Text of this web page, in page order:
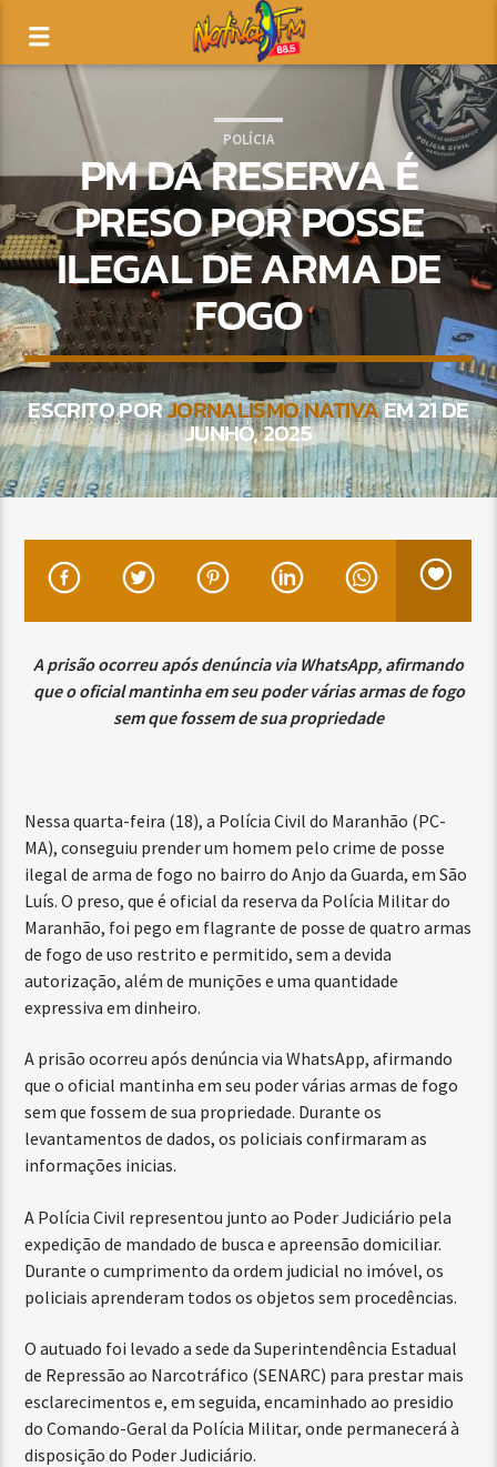
POLÍCIA
PM DA RESERVA É
PRESO POR POSSE
ILEGAL DE ARMA DE
FOGO
ESCRITO PORJORNALISMO NATIVAEM 21 DE
JUNHO, 2025
A prisão ocorreu após denúncia via WhatsApp, afirmando
que o oficial mantinha em seu poder várias armas de fogo
sem que fossem de sua propriedade
Nessa quarta-feira (18), a Polícia Civil do Maranhão (PC-
MA), conseguiu prender um homem pelo crime de posse
ilegal de arma de fogo no bairro do Anjo da Guarda, em São
Luís. O preso, que é oficial da reserva da Polícia Militar do
Maranhão, foi pego em flagrante de posse de quatro armas
de fogo de uso restrito e permitido, sem a devida
autorização, além de munições e uma quantidade
expressiva em dinheiro.
A prisão ocorreu após denúncia via WhatsApp, afirmando
que o oficial mantinha em seu poder várias armas de fogo
sem que fossem de sua propriedade. Durante os
levantamentos de dados, os policiais confirmaram as
informações inicias.
A Polícia Civil representou junto ao Poder Judiciário pela
expedição de mandado de busca e apreensão domiciliar.
Durante o cumprimento da ordem judicial no imóvel, os
policiais aprenderam todos os objetos sem procedências.
O autuado foi levado a sede da Superintendência Estadual
de Repressão ao Narcotráfico (SENARC) para prestar mais
esclarecimentos e, em seguida, encaminhado ao presidio
do Comando-Geral da Polícia Militar, onde permanecerá à
disposição do Poder Judiciário.